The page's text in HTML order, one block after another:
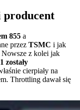
producent
855 a
przez TSMC i jak
Nowsze z kolei jak
zostały
cierpiały na
Throttling dawał się